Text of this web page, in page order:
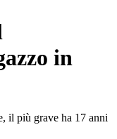
in
il più grave ha 17 anni